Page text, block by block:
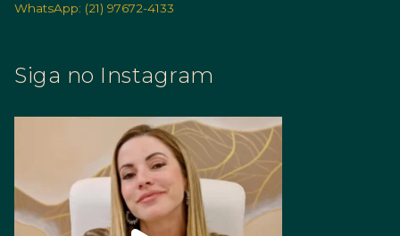
WhatsApp: (21) 97672-4133
Siga no Instagram